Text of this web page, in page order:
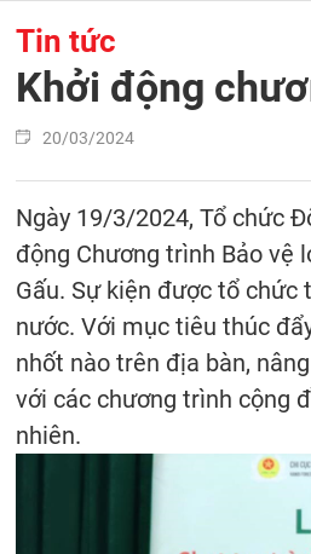
Tin tức
Khởi động
20/03/2024
Ngày 19/3/2024, Tổ chức
động Chương trình Bảo vệ
Gấu. Sự kiện được tổ chức
nước. Với mục tiêu thúc
nhốt nào trên địa bàn,
với các chương trình cộng
nhiên.